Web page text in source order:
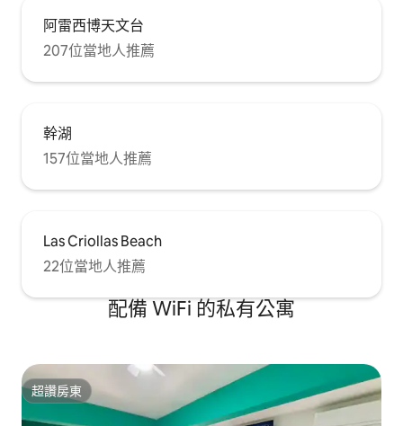
阿雷西博天文台
207位當地人推薦
幹湖
157位當地人推薦
Las Criollas Beach
22位當地人推薦
配備 WiFi 的私有公寓
超讚房東
超讚房東